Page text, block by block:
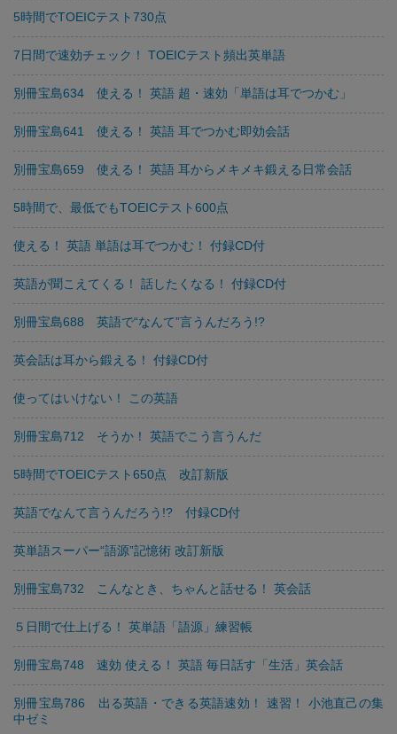
5時間でTOEICテスト730点
7日間で速効チェック！ TOEICテスト頻出英単語
別冊宝島634 使える！ 英語 超・速効「単語は耳でつかむ」
別冊宝島641 使える！ 英語 耳でつかむ即効会話
別冊宝島659 使える！ 英語 耳からメキメキ鍛える日常会話
5時間で、最低でもTOEICテスト600点
使える！ 英語 単語は耳でつかむ！ 付録CD付
英語が聞こえてくる！ 話したくなる！ 付録CD付
別冊宝島688 英語で“なんて”言うんだろう!?
英会話は耳から鍛える！ 付録CD付
使ってはいけない！ この英語
別冊宝島712 そうか！ 英語でこう言うんだ
5時間でTOEICテスト650点 改訂新版
英語でなんて言うんだろう!? 付録CD付
英単語スーパー“語源”記憶術 改訂新版
別冊宝島732 こんなとき、ちゃんと話せる！ 英会話
５日間で仕上げる！ 英単語「語源」練習帳
別冊宝島748 速効 使える！ 英語 毎日話す「生活」英会話
別冊宝島786 出る英語・できる英語速効！ 速習！ 小池直己の集
中ゼミ